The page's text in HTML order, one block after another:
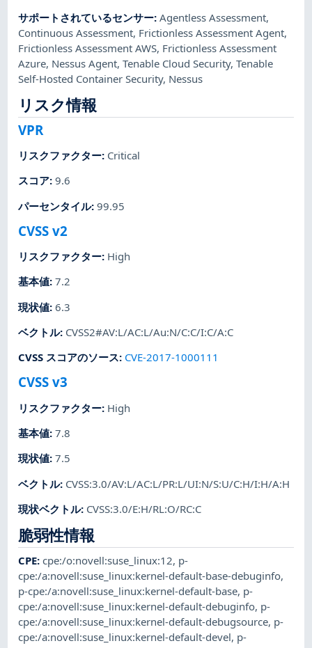
サポートされているセンサー:Agentless Assessment,
Continuous Assessment, Frictionless Assessment Agent,
Frictionless Assessment AWS, Frictionless Assessment
Azure, Nessus Agent,Tenable Cloud Security,Tenable
Self-Hosted Container Security, Nessus
リスク情報
VPR
リスクファクター: Critical
スコア:9.6
パーセンタイル:99.95
CVSS v2
リスクファクター: High
基本値:7.2
現状値:6.3
ベクトル: CVSS2#AV:L/AC:L/Au:N/C:C/I:C/A:C
CVSS スコアのソース: CVE-2017-1000111
CVSS v3
リスクファクター: High
基本値:7.8
現状値:7.5
ベクトル: CVSS:3.0/AV:L/AC:L/PR:L/UI:N/S:U/C:H/I:H/A:H
現状ベクトル: CVSS:3.0/E:H/RL:O/RC:C
脆弱性情報
CPE:cpe:/o:novell:suse_linux:12, p-
cpe:/a:novell:suse_linux:kernel-default-base-debuginfo,
p-cpe:/a:novell:suse_linux:kernel-default-base, p-
cpe:/a:novell:suse_linux:kernel-default-debuginfo, p-
cpe:/a:novell:suse_linux:kernel-default-debugsource, p-
cpe:/a:novell:suse_linux:kernel-default-devel, p-